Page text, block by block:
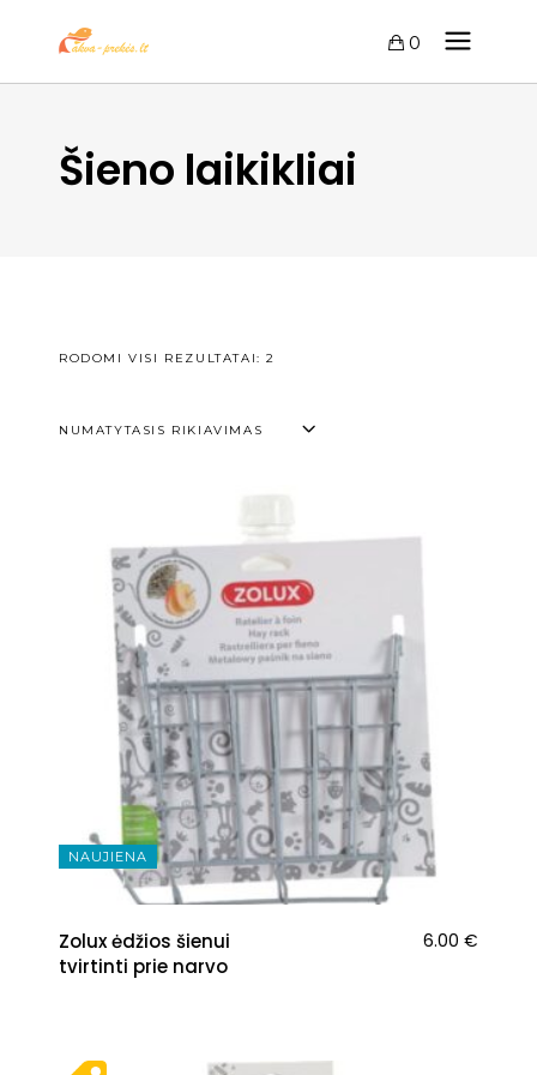
0
Šieno laikikliai
RODOMI VISI REZULTATAI: 2
NUMATYTASIS RIKIAVIMAS
NAUJIENA
Zolux ėdžios šienui
tvirtinti prie narvo
6.00 €